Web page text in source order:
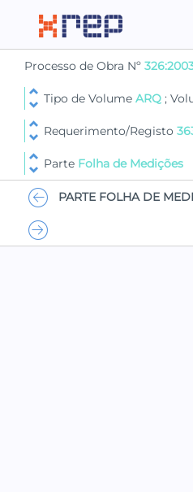
Processo de Obra Nº
Tipo de Volume ARQ ;
Requerimento/Registo
Parte Folha de Medições
PARTE FOLHA DE